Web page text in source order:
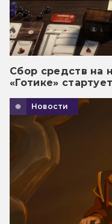
Сбор средств на
«Готике»
Новости